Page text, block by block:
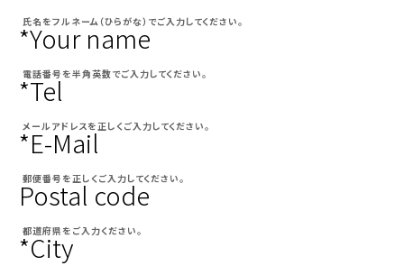
氏名をフルネーム（ひらがな）でご入力してください。
*Your name
電話番号を半角英数でご入力してください。
*Tel
メールアドレスを正しくご入力してください。
*E-Mail
郵便番号を正しくご入力してください。
Postal code
都道府県をご入力ください。
*City